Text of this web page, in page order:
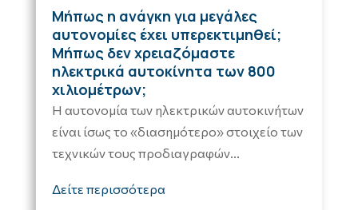
Μήπως η ανάγκη για μεγάλες
αυτονομίες έχει υπερεκτιμηθεί;
Μήπως δεν χρειαζόμαστε
ηλεκτρικά αυτοκίνητα των 800
χιλιομέτρων;
Η αυτονομία των ηλεκτρικών αυτοκινήτων
είναι ίσως το «διασημότερο» στοιχείο των
τεχνικών τους προδιαγραφών...
Δείτε περισσότερα